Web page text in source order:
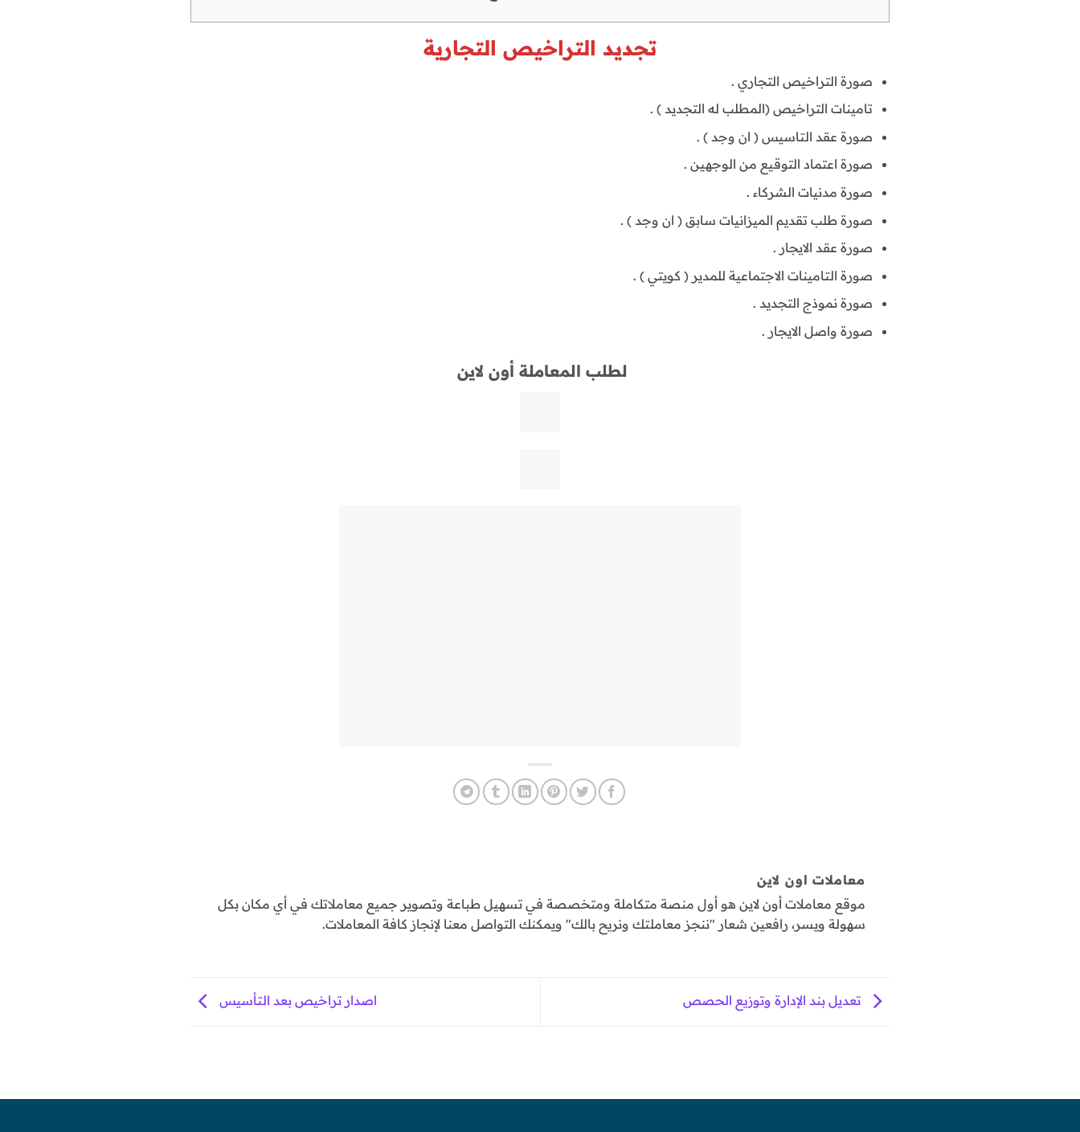
تجديد التراخيص التجارية
صورة التراخيص التجاري .
تامينات التراخيص (المطلب له التجديد ) .
صورة عقد التاسيس ( ان وجد ) .
صورة اعتماد التوقيع من الوجهين .
صورة مدنيات الشركاء .
صورة طلب تقديم الميزانيات سابق ( ان وجد ) .
صورة عقد الايجار .
صورة التامينات الاجتماعية للمدير ( كويتي ) .
صورة نموذج التجديد .
صورة واصل الايجار .
لطلب المعاملة أون لاين
معاملات اون لاين
موقع معاملات أون لاين هو أول منصة متكاملة ومتخصصة في تسهيل طباعة وتصوير جميع معاملاتك في أي مكان بكل
سهولة ويسر، رافعين شعار "ننجز معاملتك ونريح بالك" ويمكنك التواصل معنا لإنجاز كافة المعاملات.
تعديل بند الإدارة وتوزيع الحصص اصدار تراخيص بعد التأسيس